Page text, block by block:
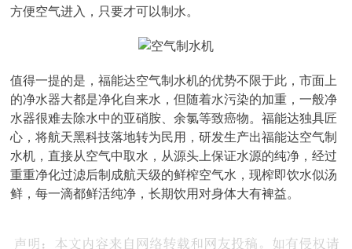
方便空气进入，只要才可以制水。
值得一提的是，福能达空气制水机的优势不限于此，市面上
的净水器大都是净化自来水，但随着水污染的加重，一般净
水器很难去除水中的亚硝胺、余氯等致癌物。福能达独具匠
心，将航天黑科技落地转为民用，研发生产出福能达空气制
水机，直接从空气中取水，从源头上保证水源的纯净，经过
重重净化过滤后制成航天级的鲜榨空气水，现榨即饮水似汤
鲜，每一滴都鲜活纯净，长期饮用对身体大有裨益。